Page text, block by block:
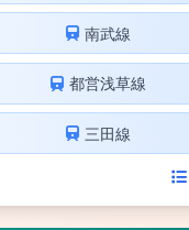
南武線
都営浅草線
三田線